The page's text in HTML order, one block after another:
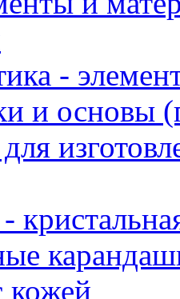
-
и основы
кожей